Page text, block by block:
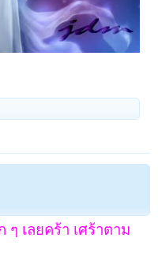
เลยคร้า เศร้าตาม